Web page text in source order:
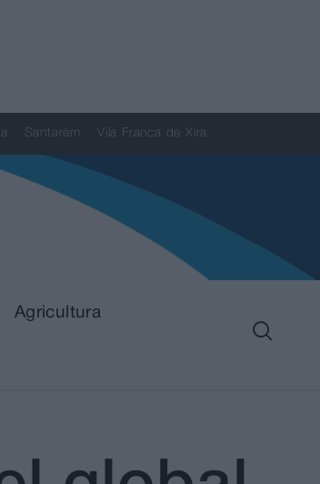
Santarém Vila Franca de Xira
Agricultura